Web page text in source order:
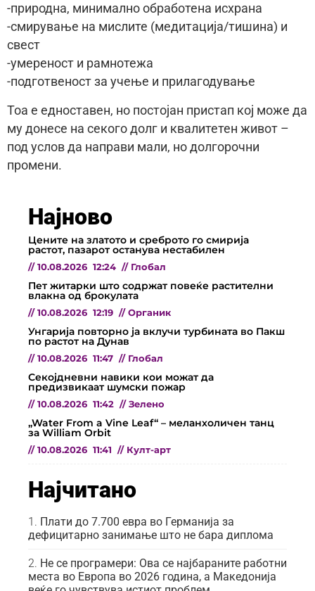
-природна, минимално обработена исхрана
-смирување на мислите (медитација/тишина) и
свест
-умереност и рамнотежа
-подготвеност за учење и прилагодување
Тоа е едноставен, но постојан пристап кој може да
му донесе на секого долг и квалитетен живот –
под услов да направи мали, но долгорочни
промени.
Најново
Цените на златото и среброто го смирија
растот, пазарот останува нестабилен
// 10.08.2026 12:24 // Глобал
Пет житарки што содржат повеќе растителни
влакна од брокулата
// 10.08.2026 12:19 // Органик
Унгарија повторно ја вклучи турбината во Пакш
по растот на Дунав
// 10.08.2026 11:47 // Глобал
Секојдневни навики кои можат да
предизвикаат шумски пожар
// 10.08.2026 11:42 // Зелено
„Water From a Vine Leaf“ – меланхоличен танц
за William Orbit
// 10.08.2026 11:41 // Култ-арт
Најчитано
Плати до 7.700 евра во Германија за
дефицитарно занимање што не бара диплома
Не се програмери: Ова се најбараните работни
места во Европа во 2026 година, а Македонија